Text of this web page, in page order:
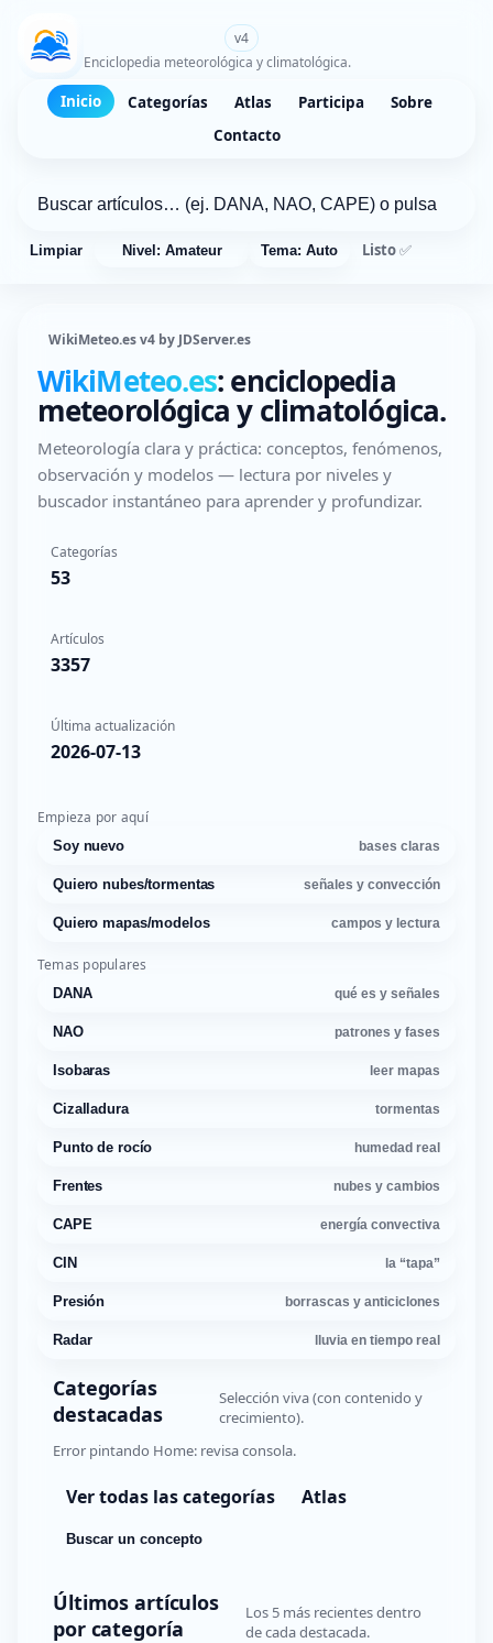
v4
Enciclopedia meteorológica y climatológica.
Inicio Categorías Atlas Participa
Sobre
Contacto
Limpiar Nivel: Amateur Tema: Auto Listo ✅
WikiMeteo.es v4 by JDServer.es
WikiMeteo.es: enciclopedia
meteorológica y climatológica.
Meteorología clara y práctica: conceptos, fenómenos,
observación y modelos — lectura por niveles y
buscador instantáneo para aprender y profundizar.
Categorías
53
Artículos
3357
Última actualización
2026-07-13
Empieza por aquí
Soy nuevo bases claras
Quiero nubes/tormentas señales y convección
Quiero mapas/modelos campos y lectura
Temas populares
DANA qué es y señales
NAO patrones y fases
Isobaras leer mapas
Cizalladura tormentas
Punto de rocío humedad real
Frentes nubes y cambios
CAPE energía convectiva
CIN la “tapa”
Presión borrascas y anticiclones
Radar lluvia en tiempo real
Categorías
destacadas
Selección viva (con contenido y
crecimiento).
Error pintando Home: revisa consola.
Ver todas las categorías Atlas
Buscar un concepto
Últimos artículos
por categoría
Los 5 más recientes dentro
de cada destacada.